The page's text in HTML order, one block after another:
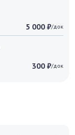
5 000 ₽/док
300 ₽/док